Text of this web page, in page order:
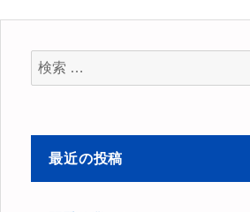
検
索
象:
最近の投稿